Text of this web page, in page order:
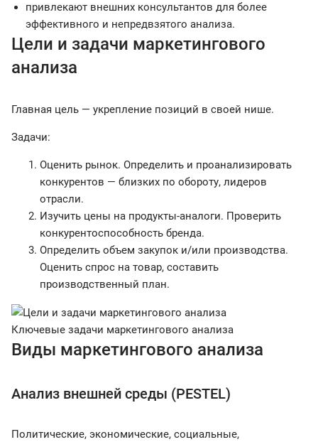
привлекают внешних консультантов для более
эффективного и непредвзятого анализа.
Цели и задачи маркетингового
анализа
Главная цель — укрепление позиций в своей нише.
Задачи:
Оценить рынок. Определить и проанализировать
конкурентов — близких по обороту, лидеров
отрасли.
Изучить цены на продукты-аналоги. Проверить
конкурентоспособность бренда.
Определить объем закупок и/или производства.
Оценить спрос на товар, составить
производственный план.
Ключевые задачи маркетингового анализа
Виды маркетингового анализа
Анализ внешней среды (PESTEL)
Политические, экономические, социальные,